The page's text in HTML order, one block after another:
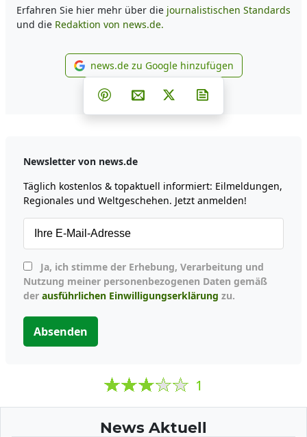
Erfahren Sie hier mehr über die journalistischen Standards
und die Redaktion von news.de.
news.de zu Google
news.de zu Google hinzufügen
Teilen auf Facebook
Teilen auf Whatsapp
Teilen auf Telegram
Teilen auf Pinterest
Per E-Mail teilen
Post auf X
Newsletter von news.de
Täglich kostenlos & topaktuell informiert: Eilmeldungen,
Regionales und Weltgeschehen. Jetzt anmelden!
Nutzung meiner personenbezogenen Daten gemäß
der ausführlichen Einwilligungserklärung zu.
Absenden
1
News Aktuell